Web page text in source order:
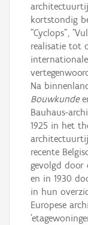
kortstondig
"Cyclops",
realisatie tot
Na
Bouwkunde
Bauhaus-
1925 in het
recente
gevolgd door
en in 1930
in hun
Europese